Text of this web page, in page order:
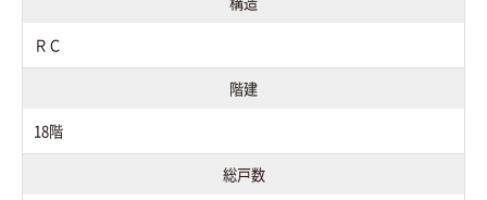
ＲＣ
階建
18階
総戸数